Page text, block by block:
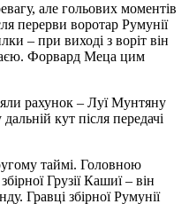
але гольових моментів
перерви воротар Румунії
– при виході з воріт він
Форвард Меца цим
рахунок – Луї Мунтяну
кут після передачі
таймі. Головною
Грузії Кашиї – він
Гравці збірної Румунії